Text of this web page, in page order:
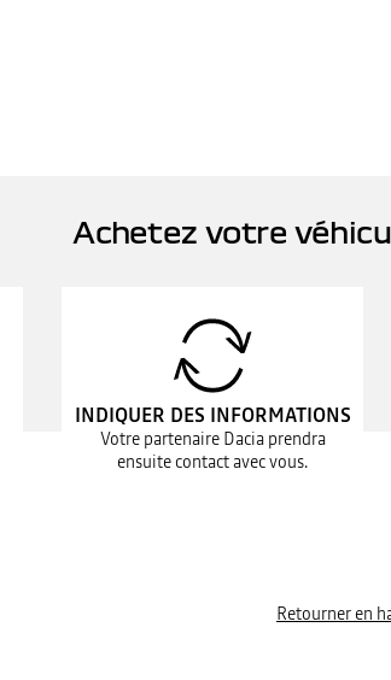
Achetez votre
INDIQUER DES INFORMATIONS
Votre partenaire Dacia prendra
ensuite contact avec vous.
Retourner en